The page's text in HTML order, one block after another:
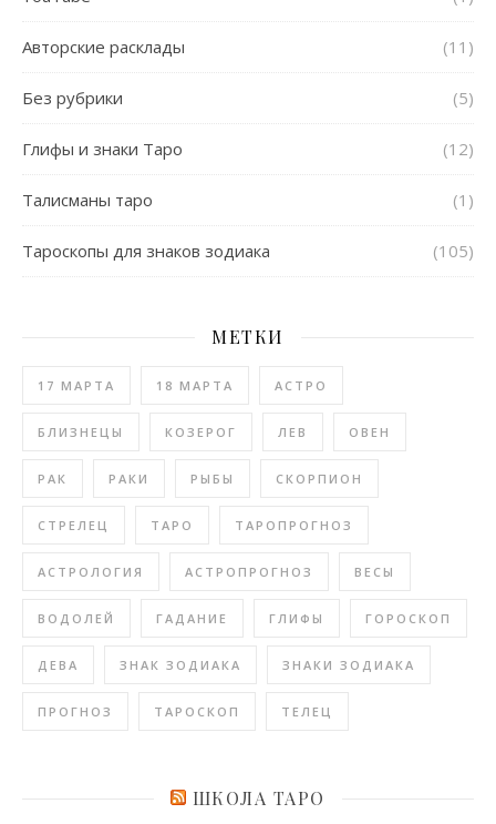
Авторские расклады (11)
Без рубрики (5)
Глифы и знаки Таро (12)
Талисманы таро (1)
Тароскопы для знаков зодиака (105)
МЕТКИ
17 МАРТА 18 МАРТА АСТРО
БЛИЗНЕЦЫ КОЗЕРОГ ЛЕВ ОВЕН
РАК РАКИ РЫБЫ СКОРПИОН
СТРЕЛЕЦ ТАРО ТАРОПРОГНОЗ
АСТРОЛОГИЯ АСТРОПРОГНОЗ ВЕСЫ
ВОДОЛЕЙ ГАДАНИЕ ГЛИФЫ ГОРОСКОП
ДЕВА ЗНАК ЗОДИАКА ЗНАКИ ЗОДИАКА
ПРОГНОЗ ТАРОСКОП ТЕЛЕЦ
ШКОЛА ТАРО